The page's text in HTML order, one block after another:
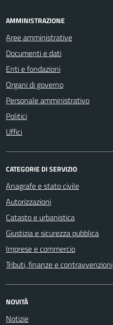
AMMINISTRAZIONE
Aree amministrative
Documenti e dati
Enti e fondazioni
Organi di governo
Personale amministrativo
Politici
Uffici
CATEGORIE DI SERVIZIO
Anagrafe e stato civile
Autorizzazioni
Catasto e urbanistica
Giustizia e sicurezza pubblica
Imprese e commercio
Tributi, finanze e contravvenzioni
NOVITÀ
Notizie